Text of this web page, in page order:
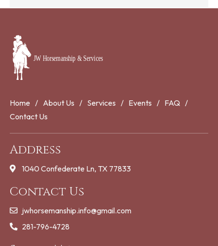
Home About Us Services Events
FAQ
Contact Us
Address
1040 Confederate Ln, TX 77833
Contact Us
jwhorsemanship.info@gmail.com
281-796-4728